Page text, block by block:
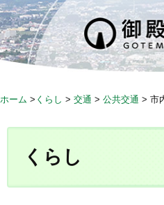
S
k
i
p
ホーム > くらし > 交通 > 公共交通 > 市
くらし